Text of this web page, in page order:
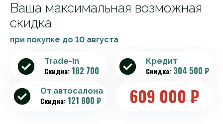
Ваша максимальная возможная
скидка
при покупке до 10 августа
Trade-in
Скидка: 182 700
Кредит
Скидка: 304 500 ₽
От автосалона
Скидка: 121 800 ₽ 609 000₽